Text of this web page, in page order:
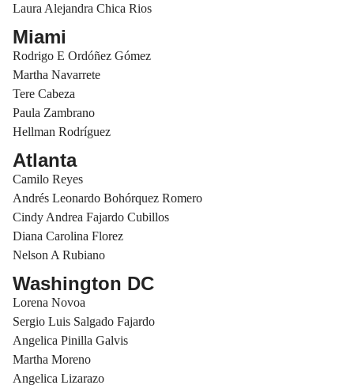
Laura Alejandra Chica Rios
Miami
Rodrigo E Ordóñez Gómez
Martha Navarrete
Tere Cabeza
Paula Zambrano
Hellman Rodríguez
Atlanta
Camilo Reyes
Andrés Leonardo Bohórquez Romero
Cindy Andrea Fajardo Cubillos
Diana Carolina Florez
Nelson A Rubiano
Washington DC
Lorena Novoa
Sergio Luis Salgado Fajardo
Angelica Pinilla Galvis
Martha Moreno
Angelica Lizarazo